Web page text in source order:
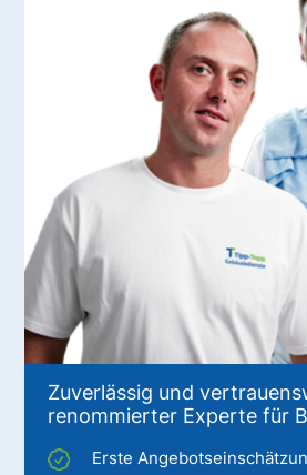
Zuverlässig und
renommierter Experte für
Erste